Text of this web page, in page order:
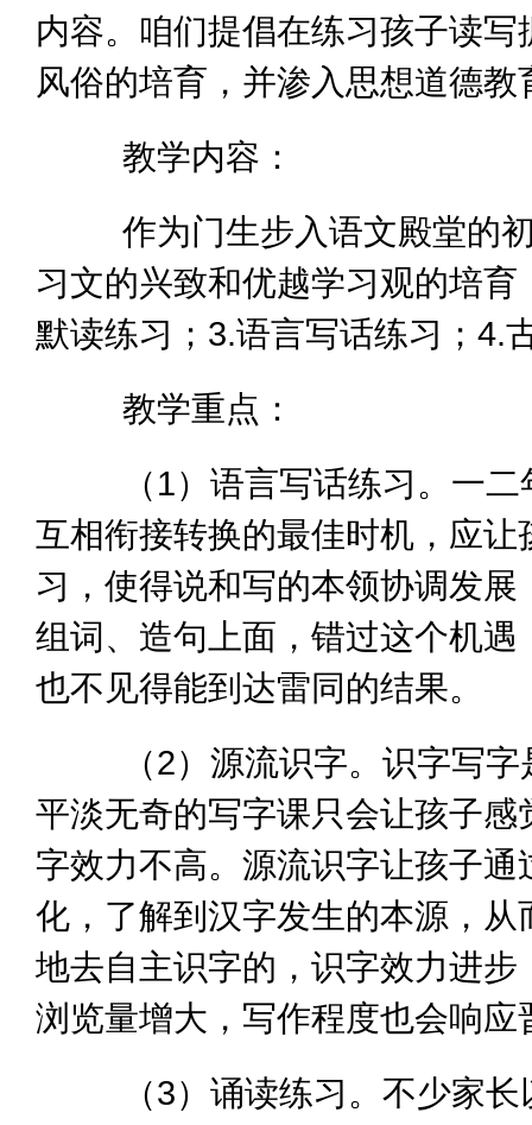
内容。咱们提倡在练习孩子读
风俗的培育，并渗入思想道德教
教学内容：
作为门生步入语文殿堂的初
习文的兴致和优越学习观的培
默读练习；3.语言写话练习；4.
教学重点：
（1）语言写话练习。一二
互相衔接转换的最佳时机，应
习，使得说和写的本领协调发
组词、造句上面，错过这个机
也不见得能到达雷同的结果。
（2）源流识字。识字写字
平淡无奇的写字课只会让孩子
字效力不高。源流识字让孩子
化，了解到汉字发生的本源，
地去自主识字的，识字效力进
浏览量增大，写作程度也会响
（3）诵读练习。不少家长